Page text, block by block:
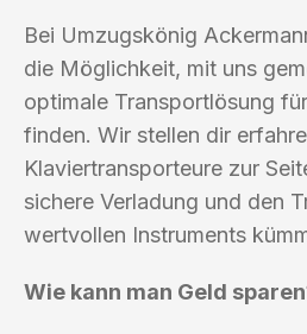
Bei Umzugskönig
die Möglichkeit, mit uns
optimale Transportlösung
finden. Wir stellen dir
Klaviertransporteure zur
sichere Verladung und den
wertvollen Instruments
Wie kann man Geld